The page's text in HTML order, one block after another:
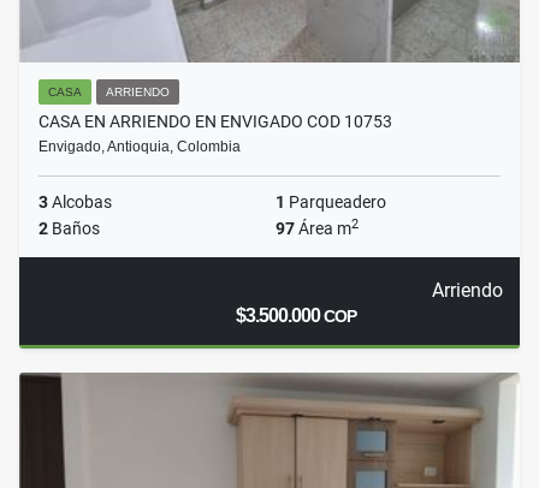
CASA ARRIENDO
CASA EN ARRIENDO EN ENVIGADO COD 10753
Envigado, Antioquia, Colombia
3Alcobas 1 Parqueadero
2 Baños 97Área m2
Arriendo
$3.500.000COP